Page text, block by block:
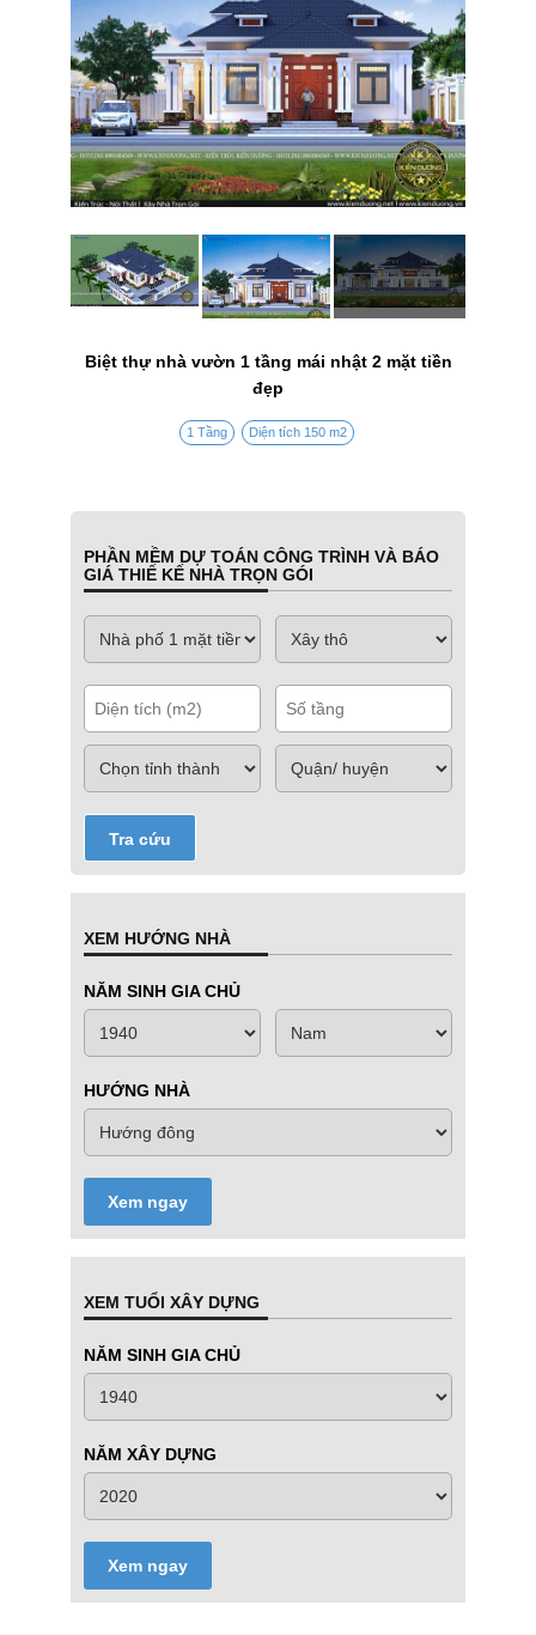
Biệt thự nhà vườn 1 tầng mái nhật 2 mặt tiền
đẹp
1 Tầng Diện tích 150 m2
PHẦN MỀM DỰ TOÁN CÔNG TRÌNH VÀ BÁO
GIÁ THIẾ KẾ NHÀ TRỌN GÓI
Tra cứu
XEM HƯỚNG NHÀ
NĂM SINH GIA CHỦ
HƯỚNG NHÀ
Xem ngay
XEM TUỔI XÂY DỰNG
NĂM SINH GIA CHỦ
NĂM XÂY DỰNG
Xem ngay